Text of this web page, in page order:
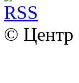
© Центр